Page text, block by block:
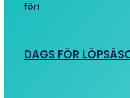
för!
DAGS FÖR